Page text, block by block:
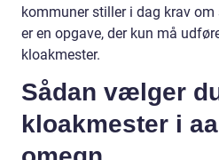
kommuner stiller i dag krav
er en opgave, der kun må
kloakmester.
Sådan vælger
kloakmester i